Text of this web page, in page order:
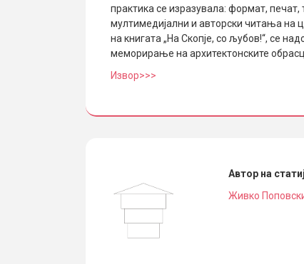
практика се изразувала: формат, печат,
мултимедијални и авторски читања на
на книгата „На Скопје, со љубов!“, се
меморирање на архитектонските
Извор>>>
Автор на
Живко